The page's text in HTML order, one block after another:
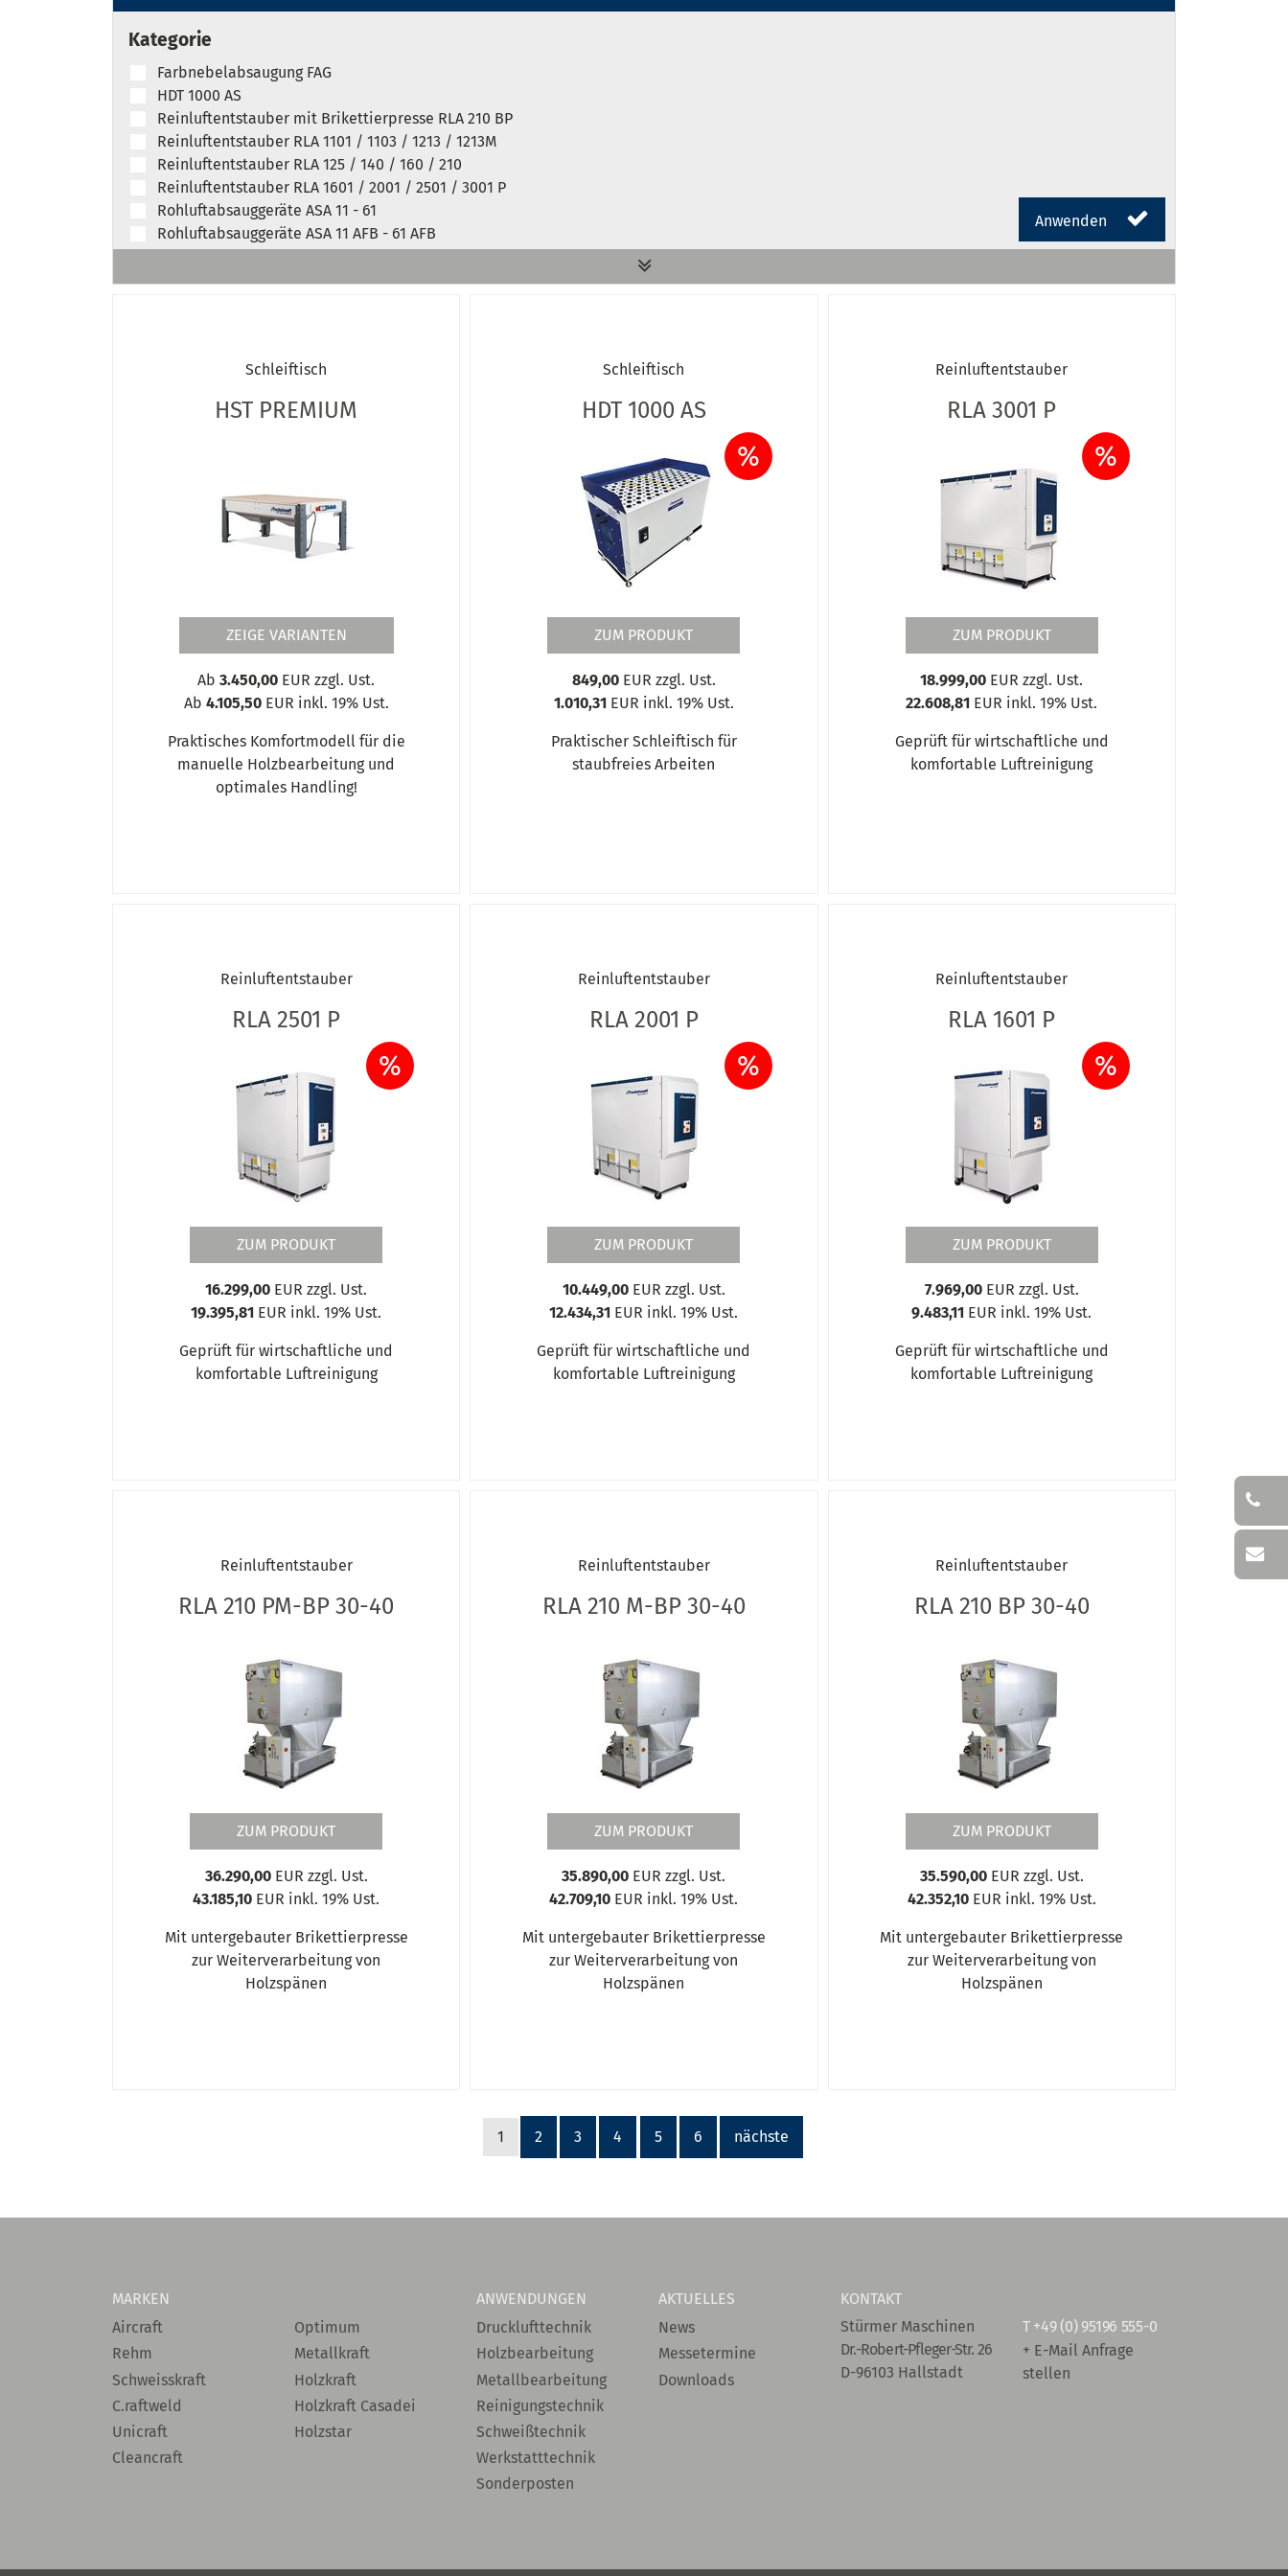
Kategorie
Farbnebelabsaugung FAG
HDT 1000 AS
Reinluftentstauber mit Brikettierpresse RLA 210 BP
Reinluftentstauber RLA 1101 / 1103 / 1213 / 1213M
Reinluftentstauber RLA 125 / 140 / 160 / 210
Reinluftentstauber RLA 1601 / 2001 / 2501 / 3001 P
Rohluftabsauggeräte ASA 11 - 61
Rohluftabsauggeräte ASA 11 AFB - 61 AFB
Umgebungsluftfiltersystem LFS 301-3
Anwenden
Schleiftisch
HST PREMIUM
ZEIGE VARIANTEN
Ab3.450,00 EUR zzgl. Ust.
Ab 4.105,50EUR inkl. 19% Ust.
Praktisches Komfortmodell für die
manuelle Holzbearbeitung und
optimales Handling!
Schleiftisch
HDT 1000 AS
%
ZUM PRODUKT
849,00EUR zzgl. Ust.
1.010,31 EUR inkl. 19% Ust.
Praktischer Schleiftisch für
staubfreies Arbeiten
Reinluftentstauber
RLA 3001 P
%
ZUM PRODUKT
18.999,00 EUR zzgl. Ust.
22.608,81 EUR inkl. 19% Ust.
Geprüft für wirtschaftliche und
komfortable Luftreinigung
Reinluftentstauber
RLA 2501 P
%
ZUM PRODUKT
16.299,00 EUR zzgl. Ust.
19.395,81 EUR inkl. 19% Ust.
Geprüft für wirtschaftliche und
komfortable Luftreinigung
Reinluftentstauber
RLA 2001 P
%
ZUM PRODUKT
10.449,00EUR zzgl. Ust.
12.434,31 EUR inkl. 19% Ust.
Geprüft für wirtschaftliche und
komfortable Luftreinigung
Reinluftentstauber
RLA 1601 P
%
ZUM PRODUKT
7.969,00EUR zzgl. Ust.
9.483,11 EUR inkl. 19% Ust.
Geprüft für wirtschaftliche und
komfortable Luftreinigung
Reinluftentstauber
RLA 210 PM-BP 30-40
ZUM PRODUKT
36.290,00EUR zzgl. Ust.
43.185,10 EUR inkl. 19% Ust.
Mit untergebauter Brikettierpresse
zur Weiterverarbeitung von
Holzspänen
Reinluftentstauber
RLA 210 M-BP 30-40
ZUM PRODUKT
35.890,00 EUR zzgl. Ust.
42.709,10 EUR inkl. 19% Ust.
Mit untergebauter Brikettierpresse
zur Weiterverarbeitung von
Holzspänen
Reinluftentstauber
RLA 210 BP 30-40
ZUM PRODUKT
35.590,00EUR zzgl. Ust.
42.352,10EUR inkl. 19% Ust.
Mit untergebauter Brikettierpresse
zur Weiterverarbeitung von
Holzspänen
1 2 3 4 5 6 nächste
MARKEN
Aircraft
Rehm
Schweisskraft
C.raftweld
Unicraft
Cleancraft
Optimum
Metallkraft
Holzkraft
Holzkraft Casadei
Holzstar
ANWENDUNGEN
Drucklufttechnik
Holzbearbeitung
Metallbearbeitung
Reinigungstechnik
Schweißtechnik
Werkstatttechnik
Sonderposten
AKTUELLES
News
Messetermine
Downloads
KONTAKT
Stürmer Maschinen
Dr.-Robert-Pfleger-Str. 26
D-96103 Hallstadt
T +49 (0) 95196 555-0
+ E-Mail Anfrage
stellen